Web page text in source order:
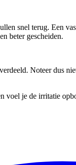
snel terug. Een
beter gescheiden.
Noteer dus
voel je de irritatie